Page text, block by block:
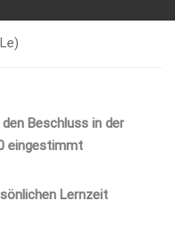
Beschluss in der
eingestimmt
Lernzeit